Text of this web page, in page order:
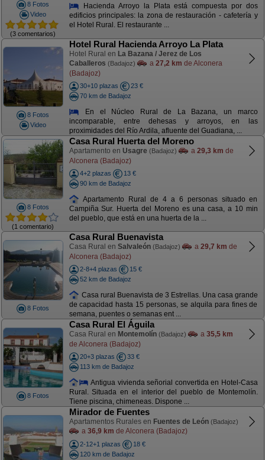
8 Fotos
Video
(3 comentarios)
Hacienda Arroyo la Plata está compuesta por dos
edificios principales: la zona de restauración - cafetería y
el Hotel Rural. El restaurante ...
8 Fotos
Video
Hotel Rural Hacienda Arroyo La Plata
Hotel Rural en La Bazana / Jerez de Los
Caballeros (Badajoz) a 27,2 km de Alconera
(Badajoz)
30+10 plazas
23 €
70 km de Badajoz
En el Núcleo Rural de La Bazana, un marco
incomparable, entre dehesas y arroyos, en las
proximidades del Río Ardila, afluente del Guadiana, ...
8 Fotos
(1 comentario)
Casa Rural Huerta del Moreno
Apartamento en Usagre (Badajoz) a 29,3 km de
Alconera (Badajoz)
4+2 plazas
13 €
90 km de Badajoz
Apartamento Rural de 4 a 6 personas situado en
Campiña Sur. Huerta del Moreno es una casa, a 10 min
del pueblo, que está en una huerta de la ...
8 Fotos
Casa Rural Buenavista
Casa Rural en Salvaleón (Badajoz) a 29,7 km de
Alconera (Badajoz)
2-8+4 plazas
15 €
52 km de Badajoz
Casa rural Buenavista de 3 Estrellas. Una casa grande
de capacidad hasta 15 personas, se alquila para fines de
semana, puentes o semanas ent ...
8 Fotos
Casa Rural El Águila
Casa Rural en Montemolín (Badajoz) a 35,5 km
de Alconera (Badajoz)
20+3 plazas
33 €
113 km de Badajoz
Antigua vivienda señorial convertida en Hotel-Casa
Rural. Situada en el interior del pueblo de Montemolín.
Tiene piscina, chimeneas. Dispone ...
Mirador de Fuentes
Apartamentos Rurales en Fuentes de León (Badajoz)
a 36,9 km de Alconera (Badajoz)
2-12+1 plazas
18 €
120 km de Badajoz